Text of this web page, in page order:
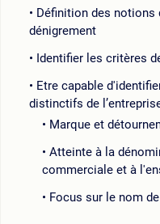
Définition des notions
dénigrement
Identifier les critères
Etre capable
distinctifs de
Marque et
Atteinte à la
commerciale et à
Focus sur le nom